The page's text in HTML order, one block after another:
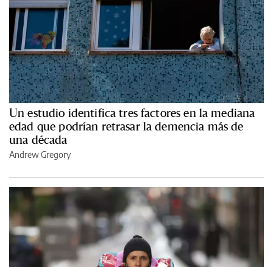
Un estudio identifica tres factores en la mediana
edad que podrían retrasar la demencia más de
una década
Andrew Gregory